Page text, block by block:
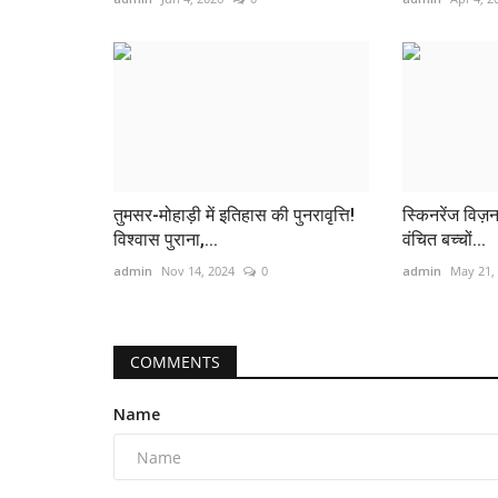
तुमसर-मोहाड़ी में इतिहास की पुनरावृत्ति!
विश्वास पुराना,...
admin Nov 14, 2024 0
स्किनरेंज
वंचित बच्चों...
admin May 21,
COMMENTS
Name